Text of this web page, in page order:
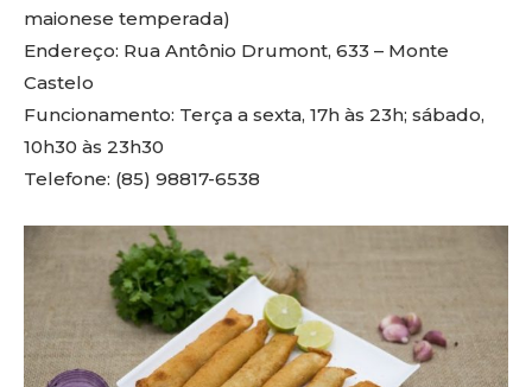
maionese temperada)
Endereço: Rua Antônio Drumont, 633 – Monte
Castelo
Funcionamento: Terça a sexta, 17h às 23h; sábado,
10h30 às 23h30
Telefone: (85) 98817-6538